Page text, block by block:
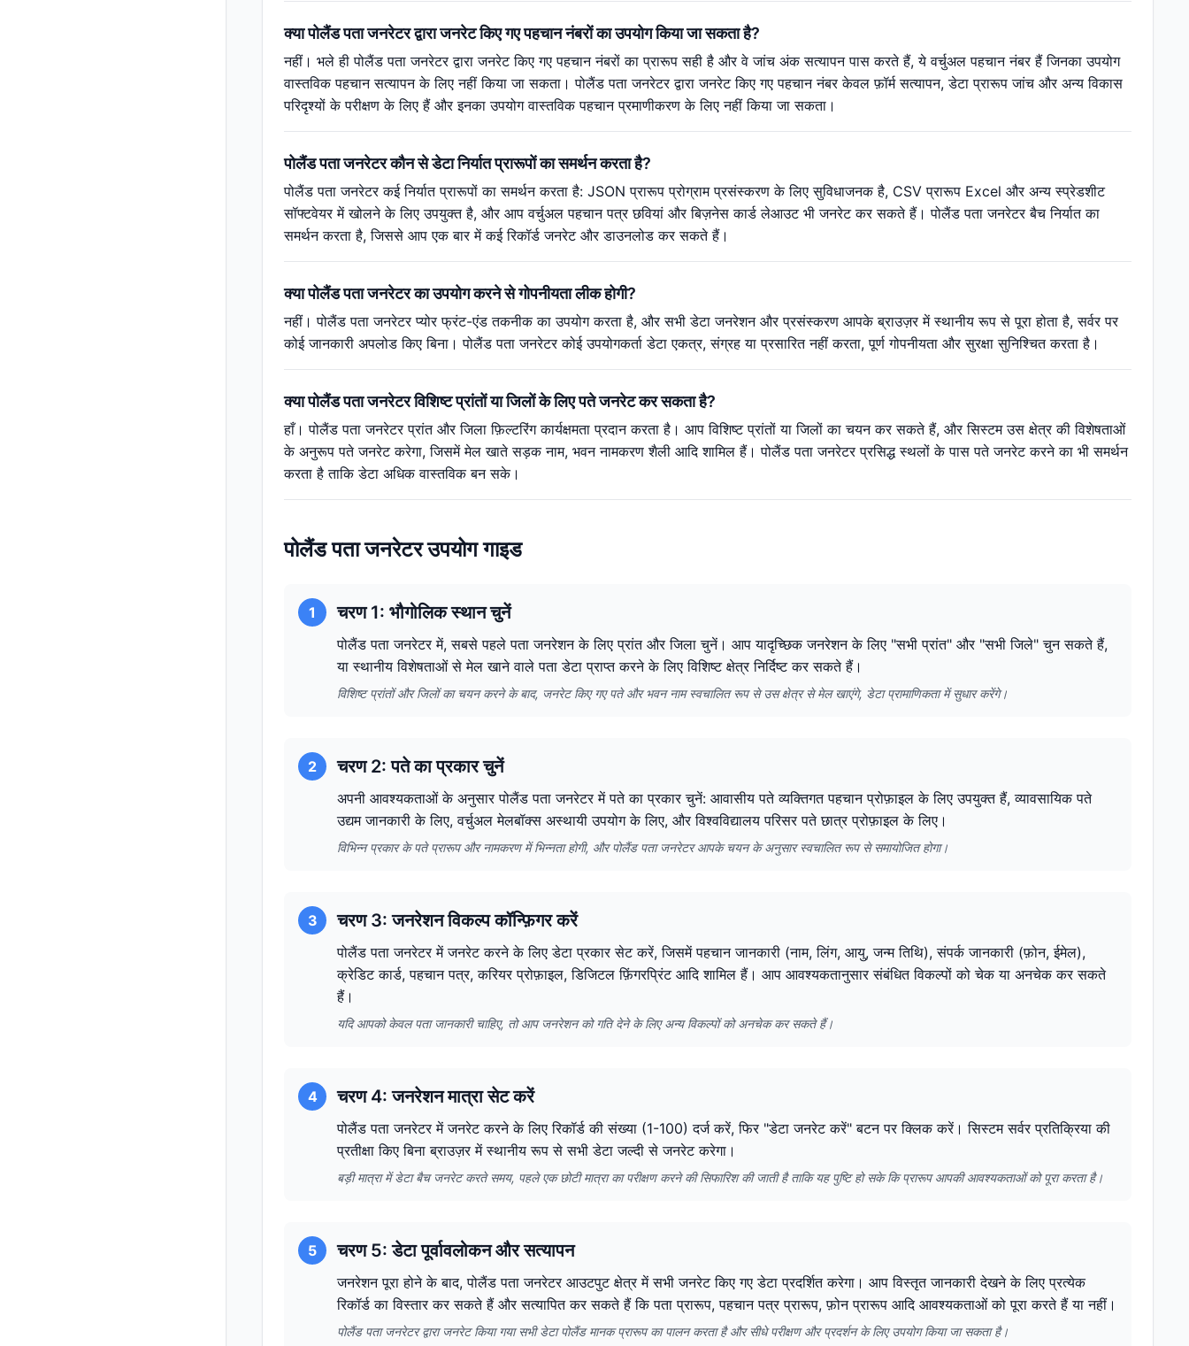
क्या पोलैंड पता जनरेटर द्वारा जनरेट किए गए पहचान नंबरों का उपयोग किया जा सकता है?
नहीं। भले ही पोलैंड पता जनरेटर द्वारा जनरेट किए गए पहचान नंबरों का प्रारूप सही है और वे जांच अंक सत्यापन पास करते हैं, ये वर्चुअल पहचान नंबर हैं जिनका उपयोग
वास्तविक पहचान सत्यापन के लिए नहीं किया जा सकता। पोलैंड पता जनरेटर द्वारा जनरेट किए गए पहचान नंबर केवल फ़ॉर्म सत्यापन, डेटा प्रारूप जांच और अन्य विकास
परिदृश्यों के परीक्षण के लिए हैं और इनका उपयोग वास्तविक पहचान प्रमाणीकरण के लिए नहीं किया जा सकता।
पोलैंड पता जनरेटर कौन से डेटा निर्यात प्रारूपों का समर्थन करता है?
पोलैंड पता जनरेटर कई निर्यात प्रारूपों का समर्थन करता है: JSON प्रारूप प्रोग्राम प्रसंस्करण के लिए सुविधाजनक है, CSV प्रारूप Excel और अन्य स्प्रेडशीट
सॉफ्टवेयर में खोलने के लिए उपयुक्त है, और आप वर्चुअल पहचान पत्र छवियां और बिज़नेस कार्ड लेआउट भी जनरेट कर सकते हैं। पोलैंड पता जनरेटर बैच निर्यात का
समर्थन करता है, जिससे आप एक बार में कई रिकॉर्ड जनरेट और डाउनलोड कर सकते हैं।
क्या पोलैंड पता जनरेटर का उपयोग करने से गोपनीयता लीक होगी?
नहीं। पोलैंड पता जनरेटर प्योर फ्रंट-एंड तकनीक का उपयोग करता है, और सभी डेटा जनरेशन और प्रसंस्करण आपके ब्राउज़र में स्थानीय रूप से पूरा होता है, सर्वर पर
कोई जानकारी अपलोड किए बिना। पोलैंड पता जनरेटर कोई उपयोगकर्ता डेटा एकत्र, संग्रह या प्रसारित नहीं करता, पूर्ण गोपनीयता और सुरक्षा सुनिश्चित करता है।
क्या पोलैंड पता जनरेटर विशिष्ट प्रांतों या जिलों के लिए पते जनरेट कर सकता है?
हाँ। पोलैंड पता जनरेटर प्रांत और जिला फ़िल्टरिंग कार्यक्षमता प्रदान करता है। आप विशिष्ट प्रांतों या जिलों का चयन कर सकते हैं, और सिस्टम उस क्षेत्र की विशेषताओं
के अनुरूप पते जनरेट करेगा, जिसमें मेल खाते सड़क नाम, भवन नामकरण शैली आदि शामिल हैं। पोलैंड पता जनरेटर प्रसिद्ध स्थलों के पास पते जनरेट करने का भी समर्थन
करता है ताकि डेटा अधिक वास्तविक बन सके।
पोलैंड पता जनरेटर उपयोग गाइड
1 चरण 1: भौगोलिक स्थान चुनें
पोलैंड पता जनरेटर में, सबसे पहले पता जनरेशन के लिए प्रांत और जिला चुनें। आप यादृच्छिक जनरेशन के लिए "सभी प्रांत" और "सभी जिले" चुन सकते हैं,
या स्थानीय विशेषताओं से मेल खाने वाले पता डेटा प्राप्त करने के लिए विशिष्ट क्षेत्र निर्दिष्ट कर सकते हैं।
विशिष्ट प्रांतों और जिलों का चयन करने के बाद, जनरेट किए गए पते और भवन नाम स्वचालित रूप से उस क्षेत्र से मेल खाएंगे, डेटा प्रामाणिकता में सुधार करेंगे।
2 चरण 2: पते का प्रकार चुनें
अपनी आवश्यकताओं के अनुसार पोलैंड पता जनरेटर में पते का प्रकार चुनें: आवासीय पते व्यक्तिगत पहचान प्रोफ़ाइल के लिए उपयुक्त हैं, व्यावसायिक पते
उद्यम जानकारी के लिए, वर्चुअल मेलबॉक्स अस्थायी उपयोग के लिए, और विश्वविद्यालय परिसर पते छात्र प्रोफ़ाइल के लिए।
विभिन्न प्रकार के पते प्रारूप और नामकरण में भिन्नता होगी, और पोलैंड पता जनरेटर आपके चयन के अनुसार स्वचालित रूप से समायोजित होगा।
3 चरण 3: जनरेशन विकल्प कॉन्फ़िगर करें
पोलैंड पता जनरेटर में जनरेट करने के लिए डेटा प्रकार सेट करें, जिसमें पहचान जानकारी (नाम, लिंग, आयु, जन्म तिथि), संपर्क जानकारी (फ़ोन, ईमेल),
क्रेडिट कार्ड, पहचान पत्र, करियर प्रोफ़ाइल, डिजिटल फ़िंगरप्रिंट आदि शामिल हैं। आप आवश्यकतानुसार संबंधित विकल्पों को चेक या अनचेक कर सकते
हैं।
यदि आपको केवल पता जानकारी चाहिए, तो आप जनरेशन को गति देने के लिए अन्य विकल्पों को अनचेक कर सकते हैं।
4 चरण 4: जनरेशन मात्रा सेट करें
पोलैंड पता जनरेटर में जनरेट करने के लिए रिकॉर्ड की संख्या (1-100) दर्ज करें, फिर "डेटा जनरेट करें" बटन पर क्लिक करें। सिस्टम सर्वर प्रतिक्रिया की
प्रतीक्षा किए बिना ब्राउज़र में स्थानीय रूप से सभी डेटा जल्दी से जनरेट करेगा।
बड़ी मात्रा में डेटा बैच जनरेट करते समय, पहले एक छोटी मात्रा का परीक्षण करने की सिफारिश की जाती है ताकि यह पुष्टि हो सके कि प्रारूप आपकी आवश्यकताओं को पूरा करता है।
5 चरण 5: डेटा पूर्वावलोकन और सत्यापन
जनरेशन पूरा होने के बाद, पोलैंड पता जनरेटर आउटपुट क्षेत्र में सभी जनरेट किए गए डेटा प्रदर्शित करेगा। आप विस्तृत जानकारी देखने के लिए प्रत्येक
रिकॉर्ड का विस्तार कर सकते हैं और सत्यापित कर सकते हैं कि पता प्रारूप, पहचान पत्र प्रारूप, फ़ोन प्रारूप आदि आवश्यकताओं को पूरा करते हैं या नहीं।
पोलैंड पता जनरेटर द्वारा जनरेट किया गया सभी डेटा पोलैंड मानक प्रारूप का पालन करता है और सीधे परीक्षण और प्रदर्शन के लिए उपयोग किया जा सकता है।